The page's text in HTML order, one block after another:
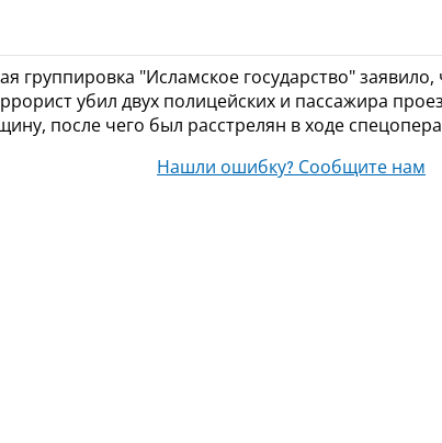
группировка "Исламское государство"
убил двух полицейских и пассажира
после чего был расстрелян в ходе
Нашли ошибку? Сообщите нам